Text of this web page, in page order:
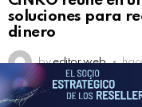
soluciones para
dinero
by editor web